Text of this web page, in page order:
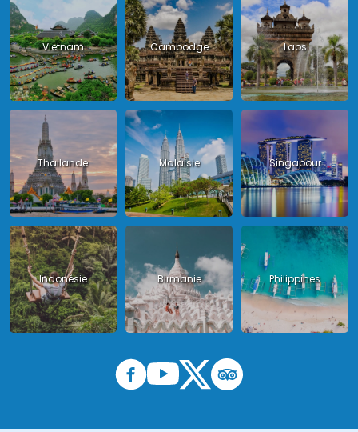
Vietnam Cambodge Laos
Thailande Malaisie Singapour
Indonésie Birmanie Philippines